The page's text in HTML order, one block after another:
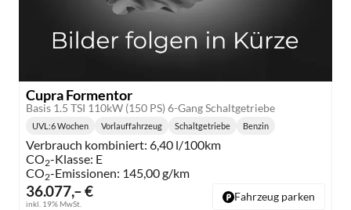
Cupra Formentor
Basis 1.5 TSI 110kW (150 PS) 6-Gang Schaltgetriebe
36.077,– €
inkl. 19% MwSt.
UVL :6 Wochen Vorlauffahrzeug
Getriebe:
Schaltgetriebe Benzin
Verbrauch kombiniert: 6,40 l/100km
CO2-Klasse: E
CO2-Emissionen: 145,00 g/km
Fahrzeug parken